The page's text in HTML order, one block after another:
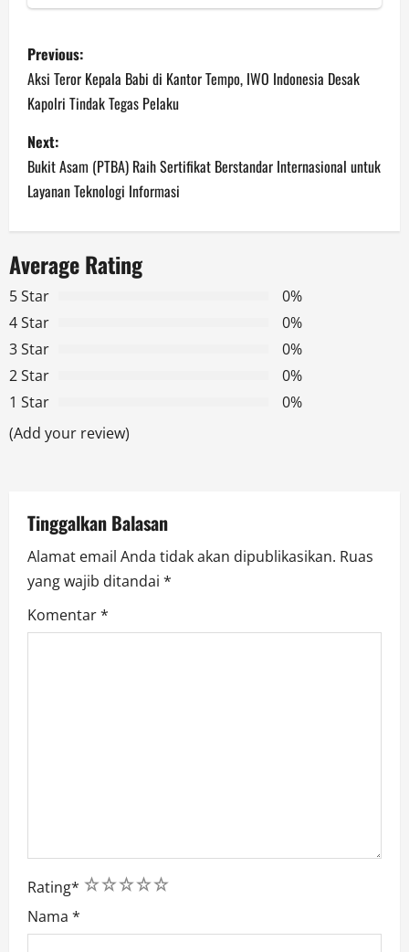
P
o
s
t
n
a
v
i
g
a
t
o
n
Previous:
Aksi Teror Kepala Babi di Kantor Tempo, IWO Indonesia Desak
Kapolri Tindak Tegas Pelaku
Next:
Bukit Asam (PTBA) Raih Sertifikat Berstandar Internasional untuk
Layanan Teknologi Informasi
Average Rating
5 Star
0%
4 Star
0%
3 Star
0%
2 Star
0%
1 Star
0%
(Add your review)
Tinggalkan Balasan
Alamat email Anda tidak akan dipublikasikan. Ruas
yang wajib ditandai *
Komentar*
Rating* 5
4
3
2
1
Nama *